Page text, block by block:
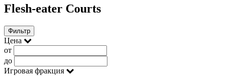
Flesh-eater Courts
Фильтр
Цена
от
до
Игровая фракция